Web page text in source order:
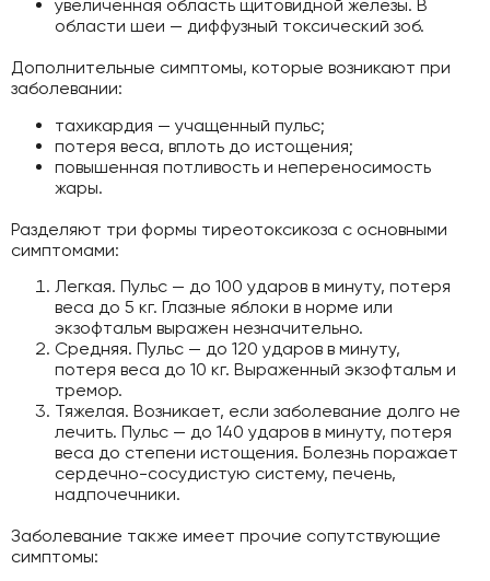
увеличенная область щитовидной железы. В
области шеи — диффузный токсический зоб.
Дополнительные симптомы, которые возникают при
заболевании:
тахикардия — учащенный пульс;
потеря веса, вплоть до истощения;
повышенная потливость и непереносимость
жары.
Разделяют три формы тиреотоксикоза с основными
симптомами:
Легкая. Пульс — до 100 ударов в минуту, потеря
веса до 5 кг. Глазные яблоки в норме или
экзофтальм выражен незначительно.
Средняя. Пульс — до 120 ударов в минуту,
потеря веса до 10 кг. Выраженный экзофтальм и
тремор.
Тяжелая. Возникает, если заболевание долго не
лечить. Пульс — до 140 ударов в минуту, потеря
веса до степени истощения. Болезнь поражает
сердечно-сосудистую систему, печень,
надпочечники.
Заболевание также имеет прочие сопутствующие
симптомы: